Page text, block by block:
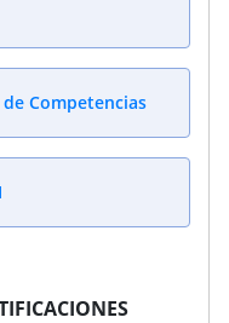
Competencias